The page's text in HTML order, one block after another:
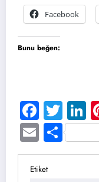
Facebook
Bunu beğen:
Email
Etiket